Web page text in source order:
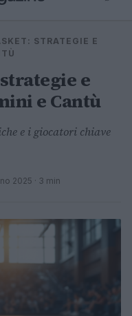
⌕
STRATEGIE E
e
e Cantù
e i giocatori chiave
2025 · 3 min